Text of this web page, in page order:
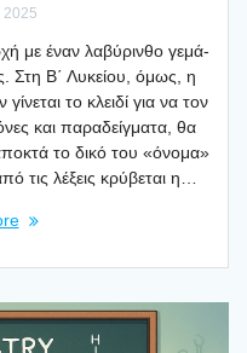
2025
με έναν λαβύ­ριν­θο γεμά­
Στη Β΄ Λυκεί­ου, όμως, η
το κλει­δί για να τον
και παρα­δείγ­μα­τα, θα
το δικό του «όνο­μα»
τις λέξεις κρύ­βε­ται η…